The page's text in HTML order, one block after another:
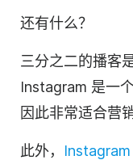
还有什么？
三分之二的播客
Instagram 是一
因此非常适合营
此外，